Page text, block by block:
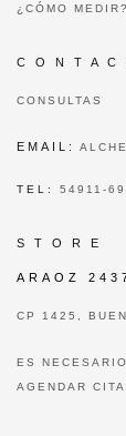
¿CÓMO MEDIR?
C O N T A C
CONSULTAS
EMAIL:
TEL: 54911-
S T O R E
ARAOZ
CP 1425,
ES
AGENDAR CITA